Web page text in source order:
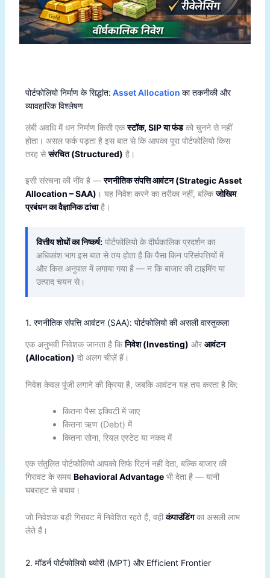
पोर्टफोलियो निर्माण के सिद्धांत: Asset Allocation का तकनीकी और
व्यावहारिक विश्लेषण
लंबी अवधि में धन निर्माण किसी एकस्टॉक, SIP या फंडको चुनने से नहीं
होता। असल फर्क पड़ता है इस बात से कि आपका पूरा पोर्टफोलियो किस
तरह सेसंरचित (Structured) है।
इसी संरचना की नींव है —रणनीतिक संपत्ति आवंटन (Strategic Asset
Allocation – SAA) । यह निवेश करने का तरीका नहीं, बल्किजोखिम
प्रबंधन का वैज्ञानिक ढांचाहै।
वित्तीय शोधों का निष्कर्ष:पोर्टफोलियो के दीर्घकालिक प्रदर्शन का
अधिकांश भाग इस बात से तय होता है कि पैसा किन परिसंपत्तियों में
और किस अनुपात में लगाया गया है — न कि बाजार की टाइमिंग या
उत्पाद चयन से।
1. रणनीतिक संपत्ति आवंटन (SAA): पोर्टफोलियो की असली वास्तुकला
एक अनुभवी निवेशक जानता है किनिवेश (Investing) और आवंटन
(Allocation) दो अलग चीज़ें हैं।
निवेश केवल पूंजी लगाने की क्रिया है, जबकि आवंटन यह तय करता है कि:
कितना पैसा इक्विटी में जाए
कितना ऋण (Debt) में
कितना सोना, रियल एस्टेट या नकद में
एक संतुलित पोर्टफोलियो आपको सिर्फ रिटर्न नहीं देता, बल्कि बाजार की
गिरावट के समय Behavioral Advantageभी देता है — यानी
घबराहट से बचाव।
जो निवेशक बड़ी गिरावट में निवेशित रहते हैं, वहीकंपाउंडिंगका असली लाभ
लेते हैं।
2. मॉडर्न पोर्टफोलियो थ्योरी (MPT) और Efficient Frontier